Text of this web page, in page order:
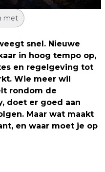
met
snel. Nieuwe
in hoog tempo op,
en regelgeving tot
Wie meer wil
rondom de
doet er goed aan
Maar wat maakt
en waar moet je op